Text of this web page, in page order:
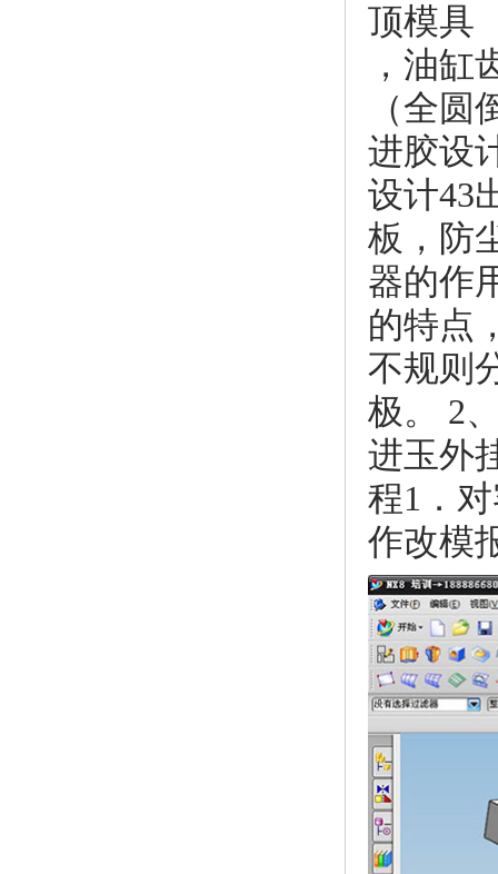
顶模具
，油缸
（全
进胶设
设计43
板，防
器的作
的特点
不规则
极。 2
进玉外
程1．
作改模